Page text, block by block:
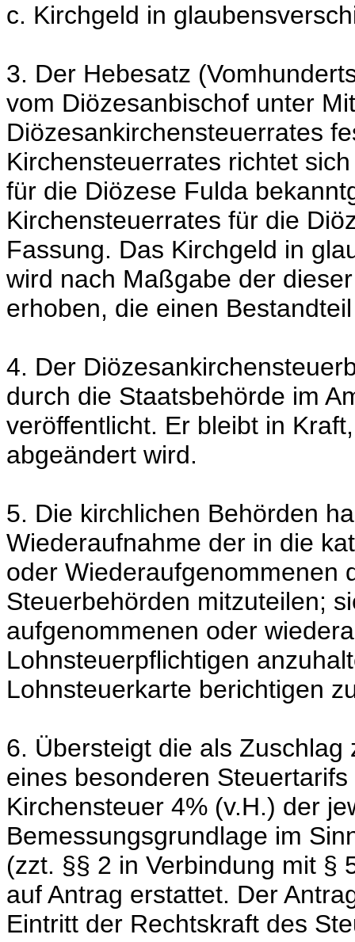
c. Kirchgeld in
3. Der Hebesatz
vom Diözesanbischof unter
Diözesankirchensteuerrates
Kirchensteuerrates richtet
für die Diözese Fulda
Kirchensteuerrates für die
Fassung. Das Kirchgeld in
wird nach Maßgabe der
erhoben, die einen
4. Der
durch die Staatsbehörde im
veröffentlicht. Er bleibt in
abgeändert wird.
5. Die kirchlichen Behörden
Wiederaufnahme der in die
oder Wiederaufgenommenen
Steuerbehörden mitzuteilen;
aufgenommenen oder
Lohnsteuerpflichtigen
Lohnsteuerkarte berichtigen
6. Übersteigt die als
eines besonderen
Kirchensteuer 4% (v.H.) der
Bemessungsgrundlage im
(zzt. §§ 2 in Verbindung mit §
auf Antrag erstattet. Der
Eintritt der Rechtskraft des